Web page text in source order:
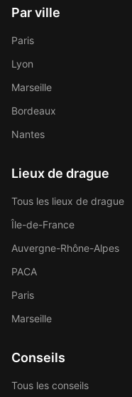
Par ville
Paris
Lyon
Marseille
Bordeaux
Nantes
Lieux de drague
Tous les lieux de drague
Île-de-France
Auvergne-Rhône-Alpes
PACA
Paris
Marseille
Conseils
Tous les conseils